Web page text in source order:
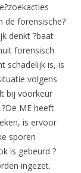
de forensische?
denkt ?baat
forensisch
schadelijk is, is
volgens
bij voorkeur
ME heeft
is ervoor
sporen
is gebeurd ?
ingezet.